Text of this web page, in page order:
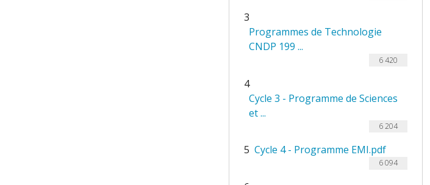
3
Programmes de Technologie
CNDP 199 ...
6 420
4
Cycle 3 - Programme de Sciences
et ...
6 204
5 Cycle 4 - Programme EMI.pdf
6 094